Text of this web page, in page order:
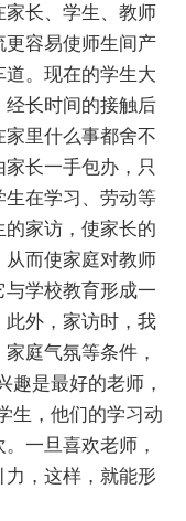
长、学生、教师
更容易使师生间产
。现在的学生大
经长时间的接触后
里什么事都舍不
长一手包办，只
在学习、劳动等
家访，使家长的
而使家庭对教师
学校教育形成一
此外，家访时，我
庭气氛等条件，
趣是最好的老师，
生，他们的学习动
一旦喜欢老师，
力，这样，就能形